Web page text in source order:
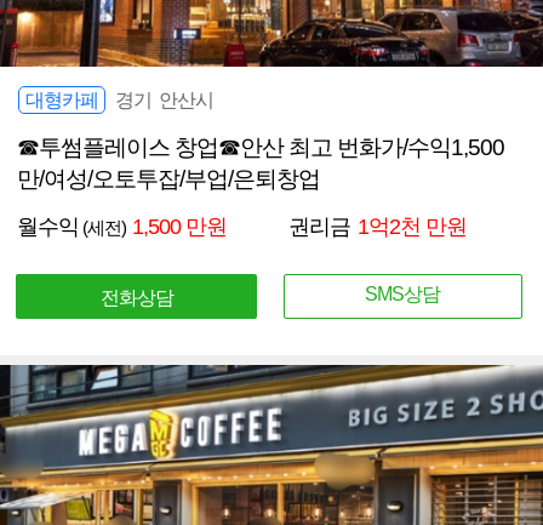
대형카페 경기 안산시
☎투썸플레이스 창업☎안산 최고 번화가/수익1,500
만/여성/오토투잡/부업/은퇴창업
월수익 (세전) 1,500 만원 권리금 1억2천 만원
전화상담 SMS상담